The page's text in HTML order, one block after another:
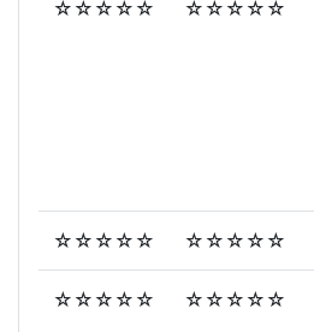
☆☆☆☆☆ ☆☆☆☆☆
☆☆☆☆☆ ☆☆☆☆☆
☆☆☆☆☆ ☆☆☆☆☆